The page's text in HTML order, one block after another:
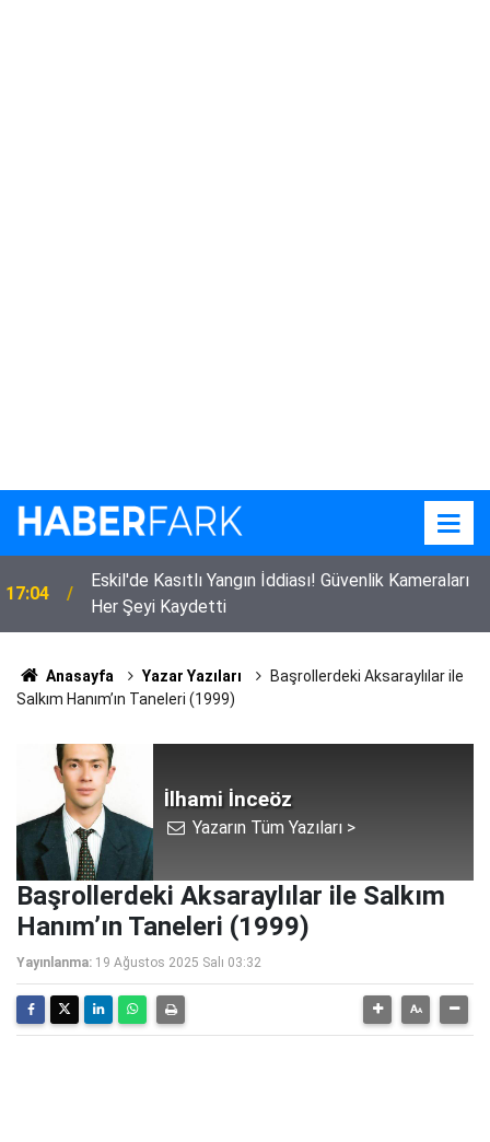
17:04
Eskil'de Kasıtlı Yangın İddiası! Güvenlik Kameraları
Her Şeyi Kaydetti
Anasayfa Yazar Yazıları
Başrollerdeki Aksaraylılar ile
Salkım Hanım’ın Taneleri (1999)
İlhami İnceöz
Yazarın Tüm Yazıları >
Başrollerdeki Aksaraylılar ile Salkım
Hanım’ın Taneleri (1999)
Yayınlanma: 19 Ağustos 2025 Salı 03:32